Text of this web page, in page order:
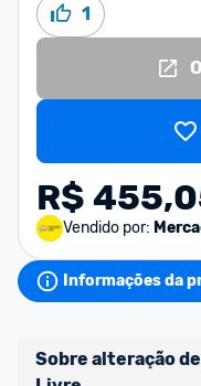
1
R$
Vendido por:
Informações da
Sobre alteração